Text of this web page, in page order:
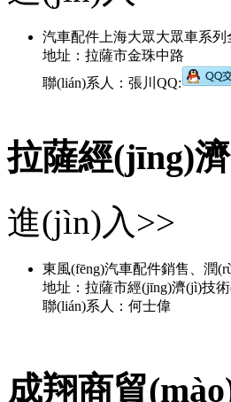
汽車配件上海大眾大眾車系列
地址：拉薩市金珠中路
聯(lián)系人：張川QQ:
拉薩經(jīng)
進(jìn)入>>
東風(fēng)汽車配件銷售、
地址：拉薩市經(jīng)濟(jì)技
聯(lián)系人：何士偉
成翔商貿